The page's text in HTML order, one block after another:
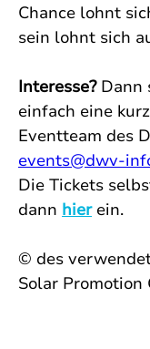
Chance lohnt
sein lohnt sich
Interesse? Dann
einfach eine
Eventteam des
events@dwv-
Die Tickets
dann hier ein.
© des
Solar Promotion